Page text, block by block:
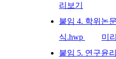
리보기
붙임 4. 학위논
식.hwp
미
붙임 5. 연구윤